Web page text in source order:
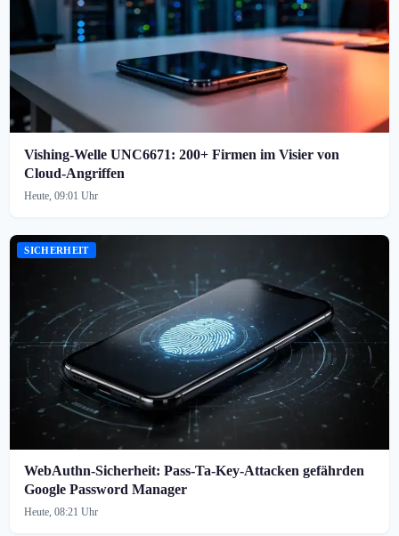
Vishing-Welle UNC6671: 200+ Firmen im Visier von
Cloud-Angriffen
Heute, 09:01 Uhr
SICHERHEIT
WebAuthn-Sicherheit: Pass-Ta-Key-Attacken gefährden
Google Password Manager
Heute, 08:21 Uhr